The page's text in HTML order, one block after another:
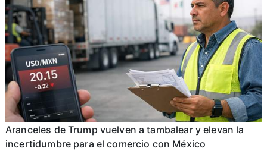
Aranceles de Trump vuelven a tambalear y elevan la
incertidumbre para el comercio con México